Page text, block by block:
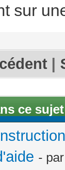
sur
ce sujet
- par